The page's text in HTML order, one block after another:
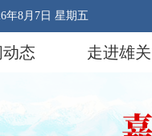
年8月7日 星期五
态 走进雄关